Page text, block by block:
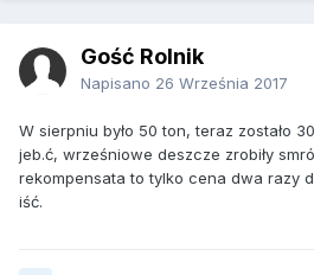
Gość Rolnik
Napisano 26 Września 2017
W sierpniu było 50 ton, teraz zostało
jeb.ć, wrześniowe deszcze zrobiły
rekompensata to tylko cena dwa razy
iść.